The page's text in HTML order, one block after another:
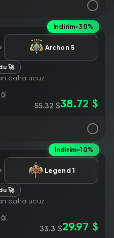
İndirim-30%
Аrchon 5
🚀
daha ucuz
55.32 $38.72 $
İndirim-10%
Legend 1
🚀
daha ucuz
33.3 $29.97 $